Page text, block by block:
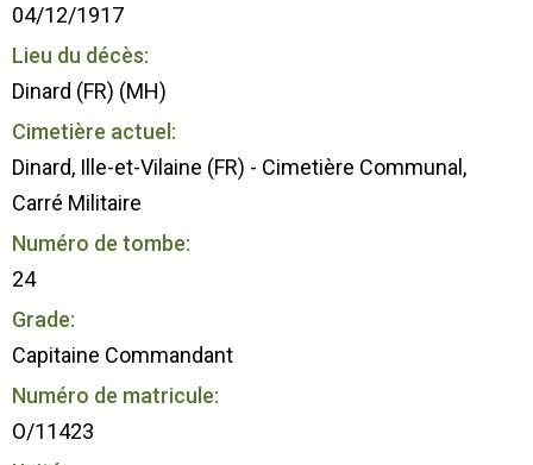
04/12/1917
Lieu du décès:
Dinard (FR) (MH)
Cimetière actuel:
Dinard, Ille-et-Vilaine (FR) - Cimetière Communal,
Carré Militaire
Numéro de tombe:
24
Grade:
Capitaine Commandant
Numéro de matricule:
O/11423